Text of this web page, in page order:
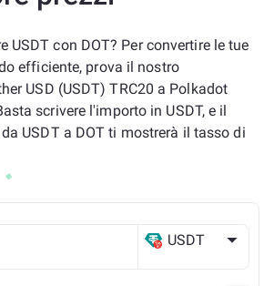
USDT con DOT? Per convertire le tue
efficiente, prova il nostro
USD (USDT) TRC20 a Polkadot
scrivere l'importo in USDT, e il
USDT a DOT ti mostrerà il tasso di
USDT